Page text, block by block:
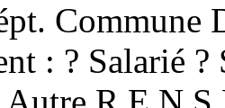
Commune
: ? Salarié